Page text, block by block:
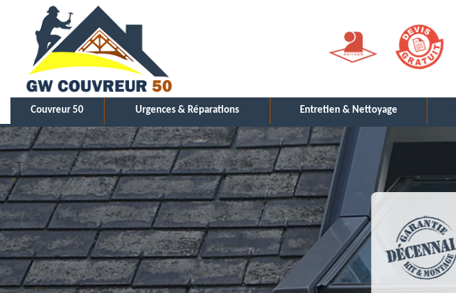
Couvreur 50 Urgences & Réparations Entretien & Nettoyage